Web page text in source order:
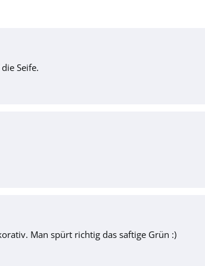
Seife.
Man spürt richtig das saftige Grün :)